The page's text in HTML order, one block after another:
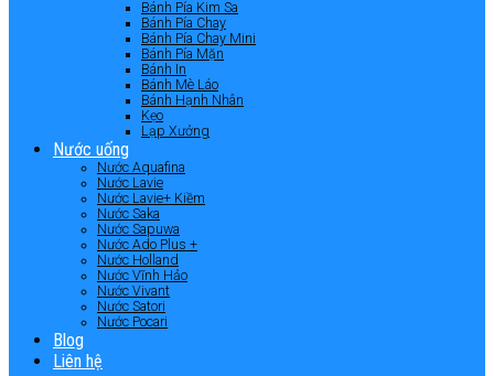
Bánh Pía Kim Sa
Bánh Pía Chay
Bánh Pía Chay Mini
Bánh Pía Mặn
Bánh In
Bánh Mè Láo
Bánh Hạnh Nhân
Kẹo
Lạp Xưởng
Nước uống
Nước Aquafina
Nước Lavie
Nước Lavie+ Kiềm
Nước Saka
Nước Sapuwa
Nước Ado Plus +
Nước Holland
Nước Vĩnh Hảo
Nước Vivant
Nước Satori
Nước Pocari
Blog
Liên hệ